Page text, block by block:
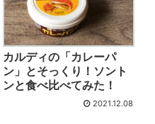
カルディの「カレーパ
ン」とそっくり！ソント
ンと食べ比べてみた！
2021.12.08